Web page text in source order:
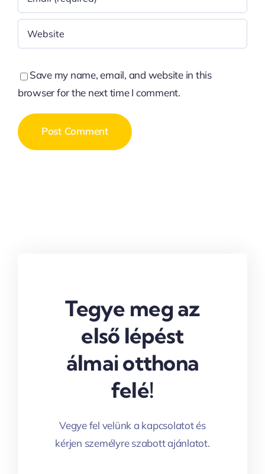
Save my name, email, and website in this
browser for the next time I comment.
Tegye meg az
első lépést
álmai otthona
felé!
Vegye fel velünk a kapcsolatot és
kérjen személyre szabott ajánlatot.